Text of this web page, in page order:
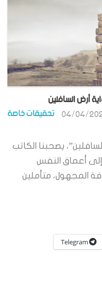
أرض السافلين
تحقيقات خاصة 04/04/
يصحبنا الكاتب
أعماق النفس
المجهول، متأملين
Telegram